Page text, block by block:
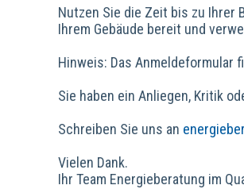
Nutzen Sie die Zeit bis zu Ihrer
Ihrem Gebäude bereit und
Hinweis: Das Anmeldeformular
Sie haben ein Anliegen, Kritik
Schreiben Sie uns an
Vielen Dank.
Ihr Team Energieberatung im